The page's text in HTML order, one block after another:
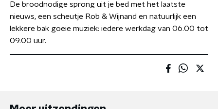
De broodnodige sprong uit je bed met het laatste
nieuws, een scheutje Rob & Wijnand en natuurlijk een
lekkere bak goeie muziek: iedere werkdag van 06.00 tot
09.00 uur.